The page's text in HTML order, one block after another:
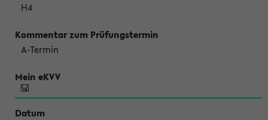
H4
A-Termin